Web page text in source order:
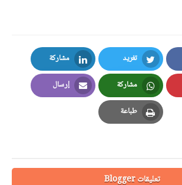
تغريد
Twitter
مشاركة
LinkedIn
مشاركة
Whatsapp
إرسال
Email
طباعة
Print
تعليقات Blogger